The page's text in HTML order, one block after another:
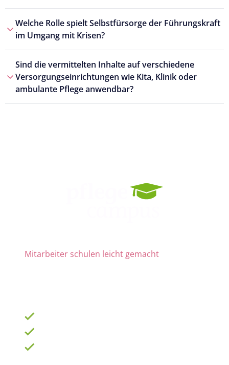
Welche Rolle spielt Selbstfürsorge der Führungskraft
im Umgang mit Krisen?
Sind die vermittelten Inhalte auf verschiedene
Versorgungseinrichtungen wie Kita, Klinik oder
ambulante Pflege anwendbar?
Mitarbeiter schulen leicht gemacht